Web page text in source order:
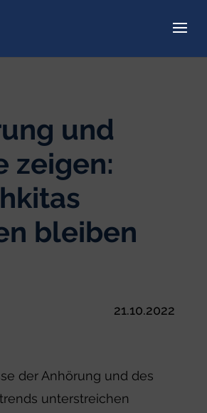
und
zeigen:
bleiben
21.10.2022
der Anhörung und des
unterstreichen